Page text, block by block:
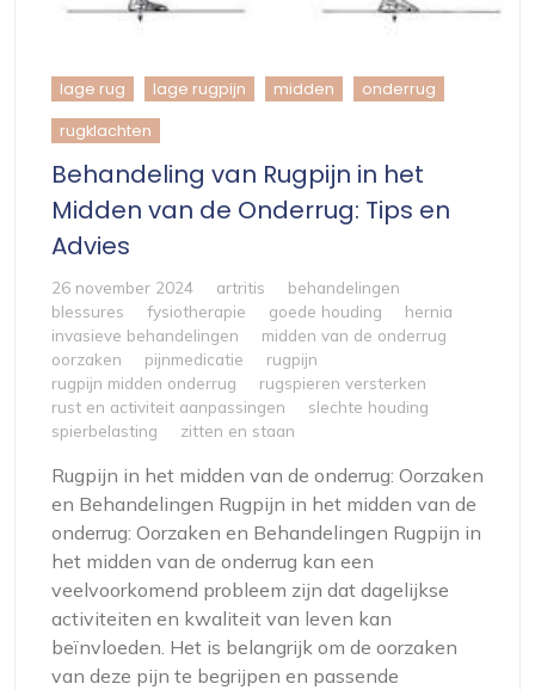
lage rug lage rugpijn midden onderrug
rugklachten
Behandeling van Rugpijn in het
Midden van de Onderrug: Tips en
Advies
26 november 2024 artritis
behandelingen
blessures
fysiotherapie goede houding
hernia
invasieve behandelingen
midden van de onderrug
oorzaken
pijnmedicatie
rugpijn
rugpijn midden onderrug
rugspieren versterken
rust en activiteit aanpassingen
slechte houding
spierbelasting
zitten en staan
Rugpijn in het midden van de onderrug: Oorzaken
en Behandelingen Rugpijn in het midden van de
onderrug: Oorzaken en Behandelingen Rugpijn in
het midden van de onderrug kan een
veelvoorkomend probleem zijn dat dagelijkse
activiteiten en kwaliteit van leven kan
beïnvloeden. Het is belangrijk om de oorzaken
van deze pijn te begrijpen en passende